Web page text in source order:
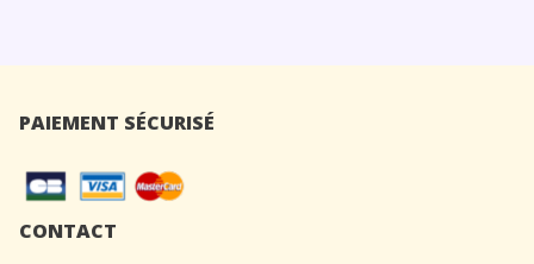
PAIEMENT SÉCURISÉ
CONTACT